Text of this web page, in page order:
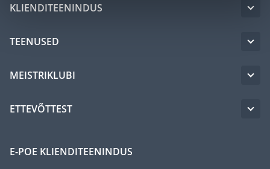
KLIENDITEENINDUS
TEENUSED
MEISTRIKLUBI
ETTEVÕTTEST
E-POE KLIENDITEENINDUS